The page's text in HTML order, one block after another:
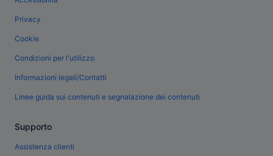
Privacy
Cookie
Condizioni per l'utilizzo
Informazioni legali/Contatti
Linee guida sui contenuti e segnalazione dei contenuti
Supporto
Assistenza clienti